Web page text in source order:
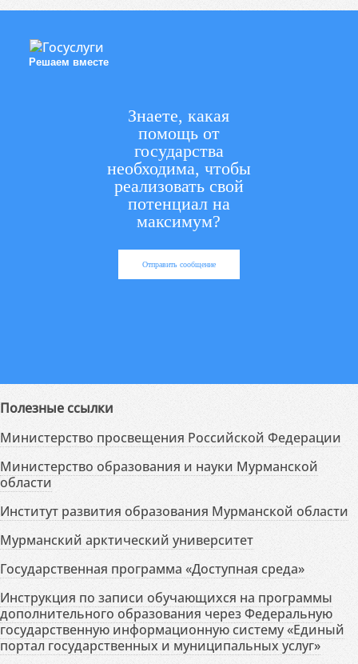
Решаем вместе
Знаете, какая
помощь от
государства
необходима, чтобы
реализовать свой
потенциал на
максимум?
Отправить сообщение
Полезные ссылки
Министерство просвещения Российской Федерации
Министерство образования и науки Мурманской
области
Институт развития образования Мурманской области
Мурманский арктический университет
Государственная программа «Доступная среда»
Инструкция по записи обучающихся на программы
дополнительного образования через Федеральную
государственную информационную систему «Единый
портал государственных и муниципальных услуг»